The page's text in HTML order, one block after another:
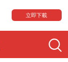
立即下載